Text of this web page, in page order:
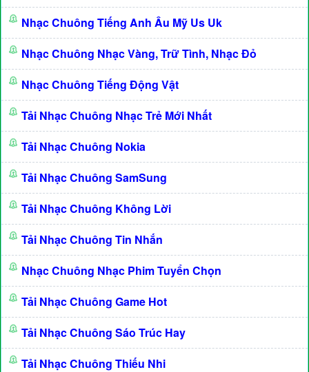
Nhạc Chuông Tiếng Anh Âu Mỹ Us Uk
Nhạc Chuông Nhạc Vàng, Trữ Tình, Nhạc Đỏ
Nhạc Chuông Tiếng Động Vật
Tải Nhạc Chuông Nhạc Trẻ Mới Nhất
Tải Nhạc Chuông Nokia
Tải Nhạc Chuông SamSung
Tải Nhạc Chuông Không Lời
Tải Nhạc Chuông Tin Nhắn
Nhạc Chuông Nhạc Phim Tuyển Chọn
Tải Nhạc Chuông Game Hot
Tải Nhạc Chuông Sáo Trúc Hay
Tải Nhạc Chuông Thiếu Nhi